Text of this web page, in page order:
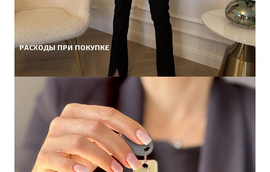
РАСХОДЫ ПРИ ПОКУПКЕ